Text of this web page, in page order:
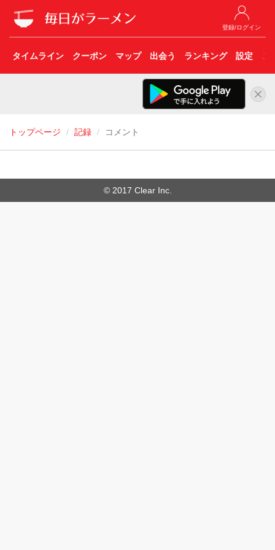
登録/ログイン
タイムライン クーポン マップ 出会う ランキング 設定 こ
トップページ 記録 コメント
© 2017 Clear Inc.